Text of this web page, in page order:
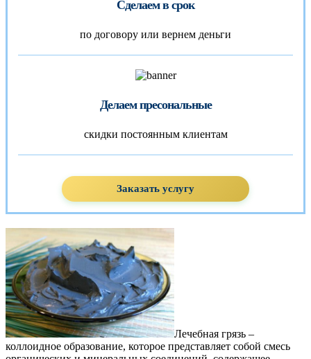
Сделаем в срок
по договору или вернем деньги
Делаем пресональные
скидки постоянным клиентам
Заказать услугу
Лечебная грязь –
коллоидное образование, которое представляет собой смесь